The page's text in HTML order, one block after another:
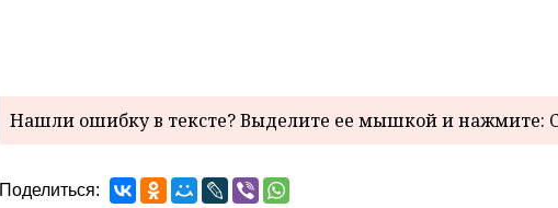
Нашли ошибку в тексте? Выделите ее мышкой и нажмите:
Поделиться: